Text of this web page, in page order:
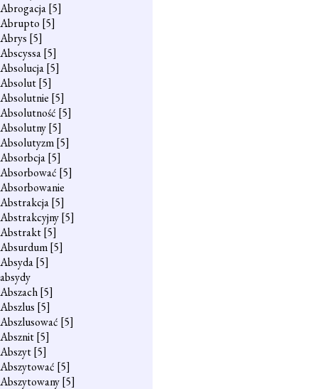
Abrogacja[5]
Abrupto [5]
Abrys [5]
Abscyssa[5]
Absolucja[5]
Absolut[5]
Absolutnie [5]
Absolutność [5]
Absolutny[5]
Absolutyzm[5]
Absorbcja[5]
Absorbować [5]
Absorbowanie
Abstrakcja[5]
Abstrakcyjny[5]
Abstrakt[5]
Absurdum[5]
Absyda[5]
absydy
Abszach[5]
Abszlus [5]
Abszlusować [5]
Absznit[5]
Abszyt[5]
Abszytować [5]
Abszytowany[5]